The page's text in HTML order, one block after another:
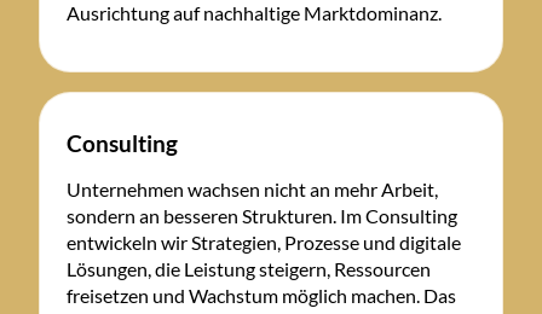
Ausrichtung auf nachhaltige Marktdominanz.
Consulting
Unternehmen wachsen nicht an mehr Arbeit,
sondern an besseren Strukturen. Im Consulting
entwickeln wir Strategien, Prozesse und digitale
Lösungen, die Leistung steigern, Ressourcen
freisetzen und Wachstum möglich machen. Das